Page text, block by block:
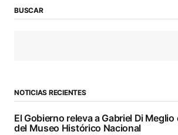
BUSCAR
NOTICIAS RECIENTES
El Gobierno releva a Gabriel Di
del Museo Histórico Nacional